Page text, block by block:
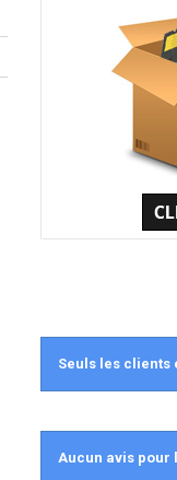
Seuls les clients
Aucun avis pour